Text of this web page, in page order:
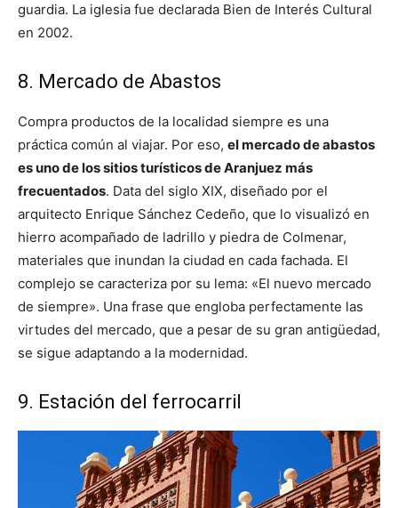
guardia. La iglesia fue declarada Bien de Interés Cultural
en 2002.
8. Mercado de Abastos
Compra productos de la localidad siempre es una
práctica común al viajar. Por eso, el mercado de abastos
es uno de los sitios turísticos de Aranjuez más
frecuentados. Data del siglo XIX, diseñado por el
arquitecto Enrique Sánchez Cedeño, que lo visualizó en
hierro acompañado de ladrillo y piedra de Colmenar,
materiales que inundan la ciudad en cada fachada. El
complejo se caracteriza por su lema: «El nuevo mercado
de siempre». Una frase que engloba perfectamente las
virtudes del mercado, que a pesar de su gran antigüedad,
se sigue adaptando a la modernidad.
9. Estación del ferrocarril